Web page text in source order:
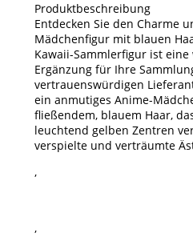
Produktbeschreibung
Entdecken Sie den Charme
Mädchenfigur mit blauen
Kawaii-Sammlerfigur ist
Ergänzung für Ihre
vertrauenswürdigen
ein anmutiges Anime-
fließendem, blauem Haar,
leuchtend gelben Zentren
verspielte und verträumte
,
,